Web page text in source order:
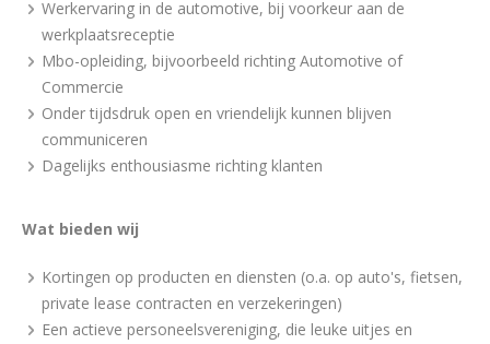
Werkervaring in de automotive, bij voorkeur aan de
werkplaatsreceptie
Mbo-opleiding, bijvoorbeeld richting Automotive of
Commercie
Onder tijdsdruk open en vriendelijk kunnen blijven
communiceren
Dagelijks enthousiasme richting klanten
Wat bieden wij
Kortingen op producten en diensten (o.a. op auto's, fietsen,
private lease contracten en verzekeringen)
Een actieve personeelsvereniging, die leuke uitjes en